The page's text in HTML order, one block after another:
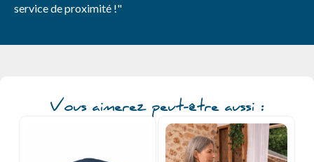
service de proximité !"
Vous aimerez peut-être aussi :